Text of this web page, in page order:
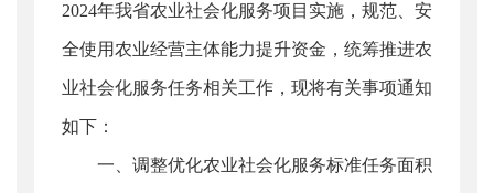
2024年我省农业社会化服务项目实施，规范、安
全使用农业经营主体能力提升资金，统筹推进农
业社会化服务任务相关工作，现将有关事项通知
如下：
一、调整优化农业社会化服务标准任务面积